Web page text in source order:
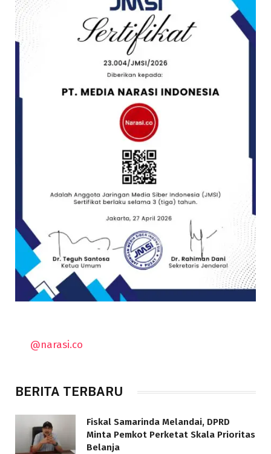
@narasi.co
BERITA TERBARU
Fiskal Samarinda Melandai, DPRD
Minta Pemkot Perketat Skala Prioritas
Belanja